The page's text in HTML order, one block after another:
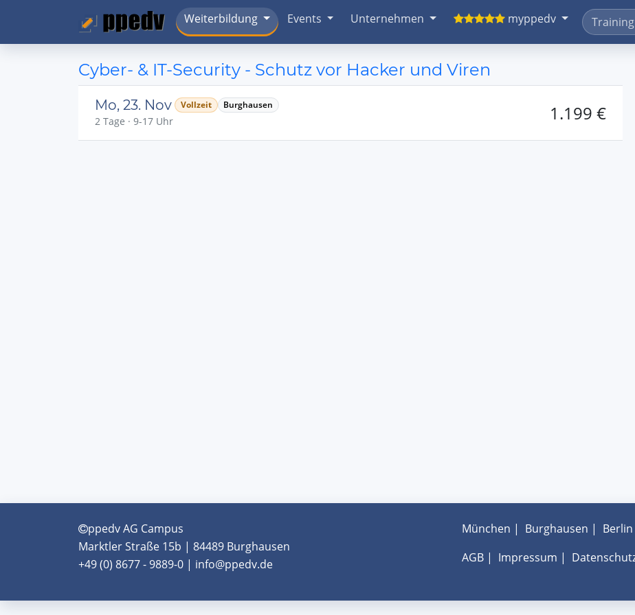
Weiterbildung Events Unternehmen myppedv
Cyber- & IT-Security - Schutz vor Hacker und Viren
Mo, 23. Nov Vollzeit Burghausen
2 Tage · 9-17 Uhr 1.199 €
ppedv AG Campus
Marktler Straße 15b | 84489 Burghausen
+49 (0) 8677 - 9889-0 | info@ppedv.de
München | Burghausen | Berlin
AGB| Impressum |